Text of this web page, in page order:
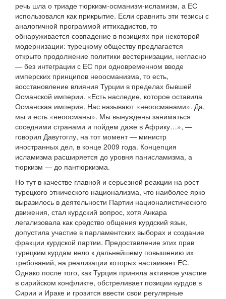
речь шла о триаде тюркизм-османизм-исламизм, а ЕС
использовался как прикрытие. Если сравнить эти тезисы с
аналогичной программой иттихадистов, то
обнаруживается совпадение в позициях при некоторой
модернизации: турецкому обществу предлагается
открыто продолжение политики вестернизации, негласно
— без интеграции с ЕС при одновременном вводе
имперских принципов неоосманизма, то есть,
восстановление влияния Турции в пределах бывшей
Османской империи. «Есть наследие, которое оставила
Османская империя. Нас называют «неоосманами». Да,
мы и есть «неоосманы». Мы вынуждены заниматься
соседними странами и пойдем даже в Африку…», —
говорил Давутоглу, на тот момент — министр
иностранных дел, в конце 2009 года. Концепция
исламизма расширяется до уровня панисламизма, а
тюркизм — до пантюркизма.
Но тут в качестве главной и серьезной реакции на рост
турецкого этнического национализма, что наиболее ярко
выразилось в деятельности Партии националистического
движения, стал курдский вопрос, хотя Анкара
легализовала как средство общения курдский язык,
допустила участие в парламентских выборах и создание
фракции курдской партии. Предоставление этих прав
турецким курдам вело к дальнейшему повышению их
требований, на реализации которых настаивает ЕС.
Однако после того, как Турция приняла активное участие
в сирийском конфликте, обстреливает позиции курдов в
Сирии и Ираке и грозится ввести свои регулярные